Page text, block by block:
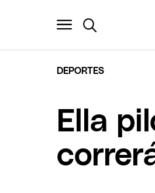
DEPORTES
Ella